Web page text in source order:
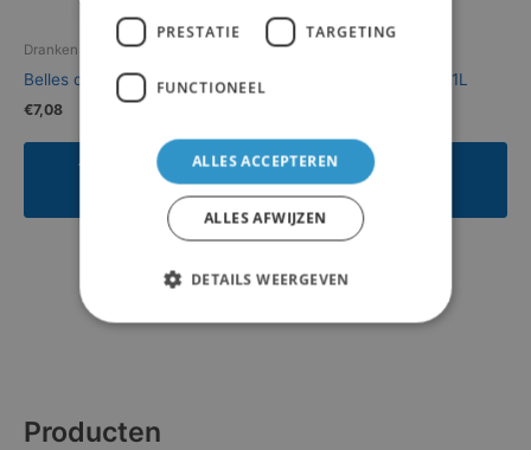
Producten
Dranken
Belles du Sud Rosé 0,75L
€7,08
Toevoegen aan
Dranken
Lipton Ice Tea Green 1,1L
Toevoegen aan
PRESTATIE TARGETING
FUNCTIONEEL
ALLES ACCEPTEREN
ALLES AFWIJZEN
DETAILS WEERGEVEN